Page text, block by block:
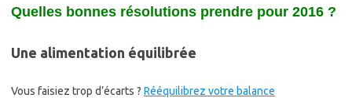
Quelles bonnes résolutions prendre pour 2016 ?
Une alimentation équilibrée
Vous faisiez trop d’écarts ? Rééquilibrez votre balance